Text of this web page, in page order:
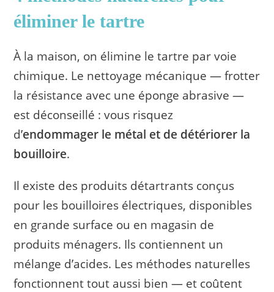
éliminer le tartre
À la maison, on élimine le tartre par voie
chimique. Le nettoyage mécanique — frotter
la résistance avec une éponge abrasive —
est déconseillé : vous risquez
d’endommager le métal et de détériorer la
bouilloire.
Il existe des produits détartrants conçus
pour les bouilloires électriques, disponibles
en grande surface ou en magasin de
produits ménagers. Ils contiennent un
mélange d’acides. Les méthodes naturelles
fonctionnent tout aussi bien — et coûtent